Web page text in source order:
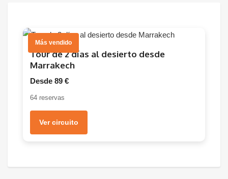
Más vendido
Tour de 2 días al desierto desde
Marrakech
Desde 89 €
64 reservas
Ver circuito